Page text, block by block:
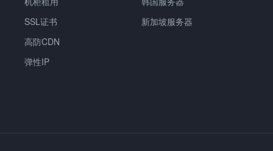
SSL证书
高防CDN
弹性IP
新加坡服务器